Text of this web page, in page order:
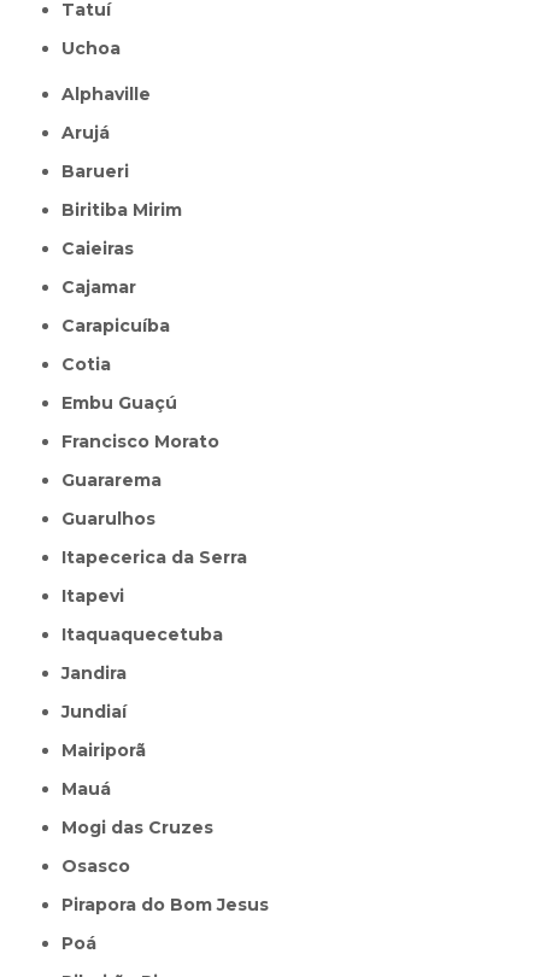
Tatuí
Uchoa
Alphaville
Arujá
Barueri
Biritiba Mirim
Caieiras
Cajamar
Carapicuíba
Cotia
Embu Guaçú
Francisco Morato
Guararema
Guarulhos
Itapecerica da Serra
Itapevi
Itaquaquecetuba
Jandira
Jundiaí
Mairiporã
Mauá
Mogi das Cruzes
Osasco
Pirapora do Bom Jesus
Poá